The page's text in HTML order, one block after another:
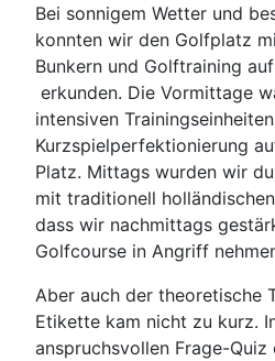
Bei sonnigem Wetter und
konnten wir den Golfplatz
Bunkern und Golftraining
erkunden. Die Vormittage
intensiven
Kurzspielperfektionierung
Platz. Mittags wurden wir
mit traditionell
dass wir nachmittags
Golfcourse in Angriff
Aber auch der theoretische
Etikette kam nicht zu kurz.
anspruchsvollen Frage-